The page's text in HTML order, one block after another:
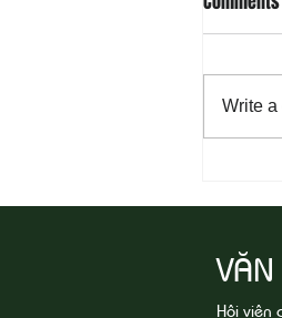
Ác
Write a
Hội viên